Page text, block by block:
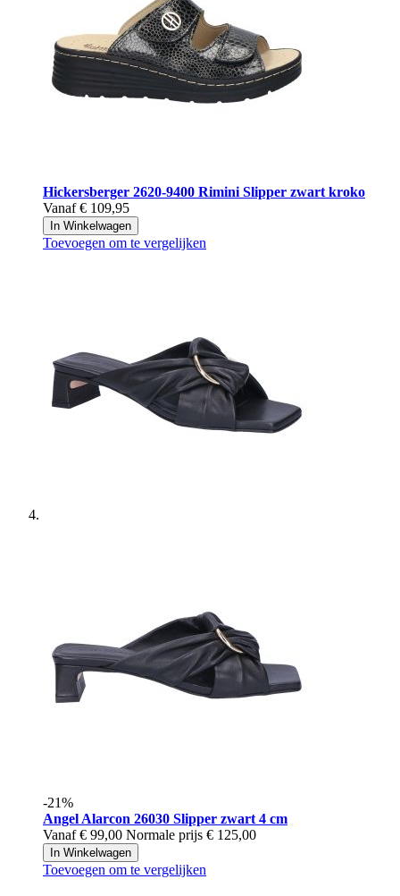
Hickersberger 2620-9400 Rimini Slipper zwart kroko
Vanaf € 109,95
In Winkelwagen
Toevoegen om te vergelijken
-21%
Angel Alarcon 26030 Slipper zwart 4 cm
Vanaf € 99,00 Normale prijs € 125,00
In Winkelwagen
Toevoegen om te vergelijken